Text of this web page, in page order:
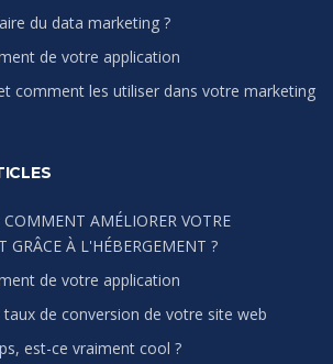
du data marketing ?
de votre application
comment les utiliser dans votre marketing
COMMENT AMÉLIORER VOTRE
GRÂCE À L'HÉBERGEMENT ?
de votre application
de conversion de votre site web
est-ce vraiment cool ?